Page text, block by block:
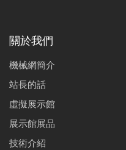
關於我們
機械網簡介
站長的話
虛擬展示館
展示館展品
技術介紹